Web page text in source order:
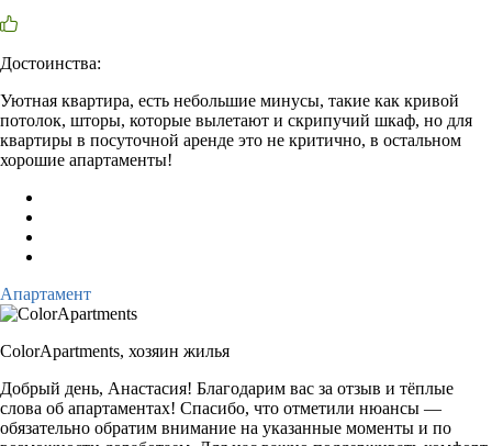
Достоинства:
Уютная квартира, есть небольшие минусы, такие как кривой
потолок, шторы, которые вылетают и скрипучий шкаф, но для
квартиры в посуточной аренде это не критично, в остальном
хорошие апартаменты!
Апартамент
ColorApartments, хозяин жилья
Добрый день, Анастасия! Благодарим вас за отзыв и тёплые
слова об апартаментах! Спасибо, что отметили нюансы —
обязательно обратим внимание на указанные моменты и по